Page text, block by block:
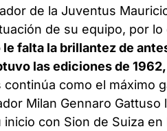
de la Juventus
de su equipo, por
falta la brillantez de
las ediciones de
como el máximo
Milan Gennaro
inicio con Sion de Suiza